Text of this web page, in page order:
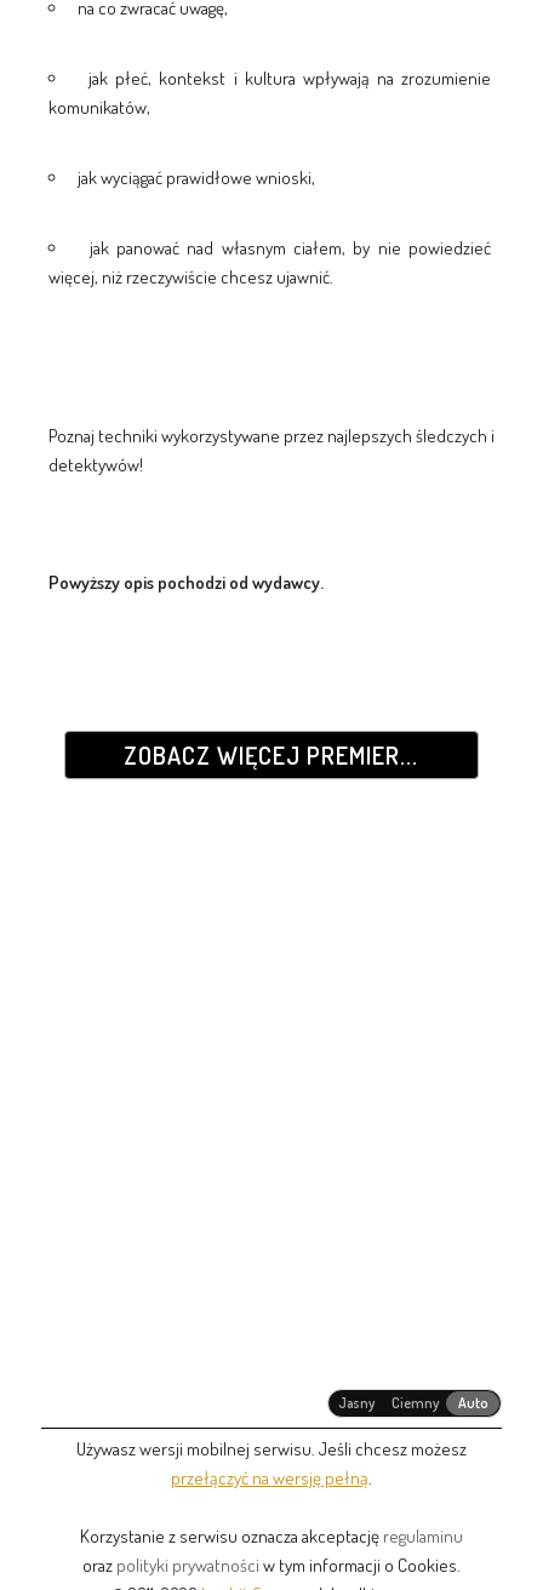
na co zwracać uwagę,
jak płeć, kontekst i kultura wpływają na zrozumienie
komunikatów,
jak wyciągać prawidłowe wnioski,
jak panować nad własnym ciałem, by nie powiedzieć
więcej, niż rzeczywiście chcesz ujawnić.
Poznaj techniki wykorzystywane przez najlepszych śledczych i
detektywów!
Powyższy opis pochodzi od wydawcy.
ZOBACZ WIĘCEJ PREMIER...
Jasny Ciemny Auto
Używasz wersji mobilnej serwisu. Jeśli chcesz możesz
przełączyć na wersję pełną
Korzystanie z serwisu oznacza akceptację regulaminu
oraz polityki prywatności w tym informacji o Cookies.